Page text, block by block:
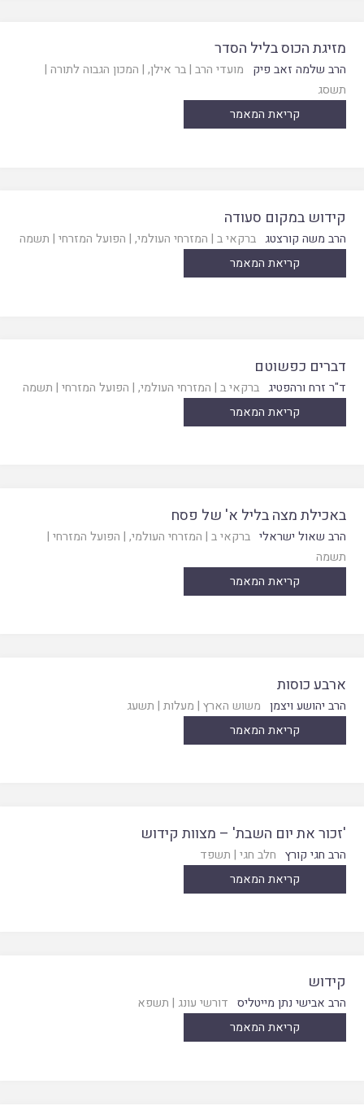
מזיגת הכוס בליל הסדר
הרב שלמה זאב פיק מועדי הרב |בר אילן, | המכון הגבוה לתורה |
תשסג
קריאת המאמר
קידוש במקום סעודה
הרב משה קורצטג ברקאי ב | המזרחי העולמי, | הפועל המזרחי | תשמה
קריאת המאמר
דברים כפשוטם
ד"ר זרח ורהפטיג ברקאי ב | המזרחי העולמי, | הפועל המזרחי | תשמה
קריאת המאמר
באכילת מצה בליל א' של פסח
הרב שאול ישראלי ברקאי ב | המזרחי העולמי, | הפועל המזרחי |
תשמה
קריאת המאמר
ארבע כוסות
הרב יהושע ויצמן משוש הארץ | מעלות | תשעג
קריאת המאמר
'זכור את יום השבת' – מצוות קידוש
הרב חגי קורץ חלב חגי | תשפד
קריאת המאמר
קידוש
הרב אבישי נתן מייטליס דורשי עונג | תשפא
קריאת המאמר